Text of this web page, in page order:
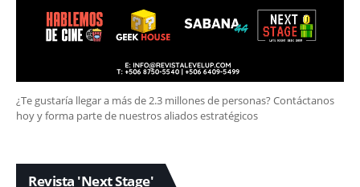
¿Te gustaría llegar a más de 2.3 millones de personas? Contáctanos
hoy y forma parte de nuestros aliados estratégicos
Revista 'Next Stage'